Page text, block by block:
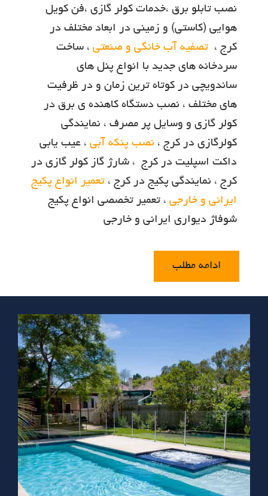
نصب تابلو برق ،خدمات کولر گازی ،فن کویل
هوایی (کاستی) و زمینی در ابعاد مختلف در
کرج ، تصفیه آب خانگی و صنعتی، ساخت
سردخانه های جدید با انواع پنل های
ساندویچی در کوتاه ترین زمان و در ظرفیت
های مختلف ، نصب دستگاه کاهنده ی برق در
کولر گازی و وسایل پر مصرف ، نمایندگی
کولرگازی در کرج ، نصب پنکه آبی، عیب یابی
داکت اسپلیت در کرج ، شارژ گاز کولر گازي در
کرج ، نمایندگی پکیج در کرج ، تعمیر انواع پکیج
ایرانی و خارجی، تعمير تخصصي انواع پکيج
شوفاژ ديواري ايراني و خارجي
ادامه مطلب